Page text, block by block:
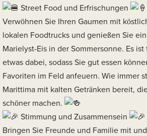
Street Food und Erfrischungen
Verwöhnen Sie Ihren Gaumen mit
lokalen Foodtrucks und genießen Sie
Marielyst-Eis in der Sommersonne. Es
etwas dabei, sodass Sie gut essen
Favoriten im Feld anfeuern. Wie immer
Marittima mit kalten Getränken bereit,
schöner machen.
Stimmung und Zusammensein
Bringen Sie Freunde und Familie mit